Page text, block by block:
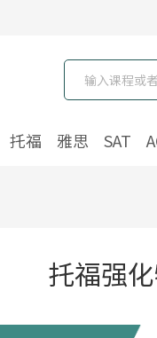
托福 雅思 SAT
托福强